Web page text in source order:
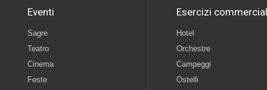
Eventi
Sagre
Teatro
Cinema
Feste
Esercizi
Hotel
Orchestre
Campeggi
Ostelli